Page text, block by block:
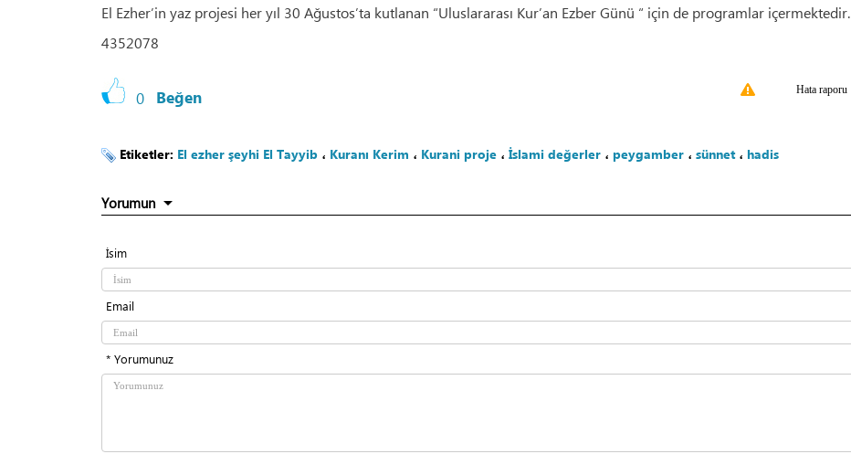
El Ezher’in yaz projesi her yıl 30 Ağustos’ta kutlanan “Uluslararası Kur’an Ezber Günü “ için de programlar içermektedir.
4352078
0 Beğen Hata raporu
Etiketler: El ezher şeyhi El Tayyib ، Kuranı Kerim ، Kurani proje ، İslami değerler ، peygamber ، sünnet، hadis
Yorumun
İsim
Email
* Yorumunuz